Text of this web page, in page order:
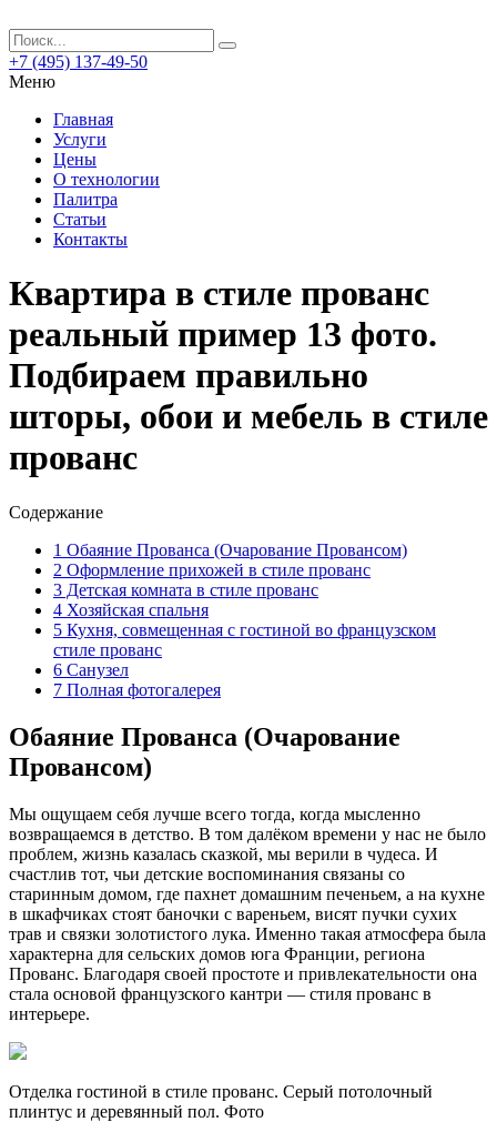
+7 (495) 137-49-50
Меню
Главная
Услуги
Цены
О технологии
Палитра
Статьи
Контакты
Квартира в стиле прованс
реальный пример 13 фото.
Подбираем правильно
шторы, обои и мебель в стиле
прованс
Содержание
1 Обаяние Прованса (Очарование Провансом)
2 Оформление прихожей в стиле прованс
3 Детская комната в стиле прованс
4 Хозяйская спальня
5 Кухня, совмещенная с гостиной во французском
стиле прованс
6 Санузел
7 Полная фотогалерея
Обаяние Прованса (Очарование
Провансом)
Мы ощущаем себя лучше всего тогда, когда мысленно
возвращаемся в детство. В том далёком времени у нас не было
проблем, жизнь казалась сказкой, мы верили в чудеса. И
счастлив тот, чьи детские воспоминания связаны со
старинным домом, где пахнет домашним печеньем, а на кухне
в шкафчиках стоят баночки с вареньем, висят пучки сухих
трав и связки золотистого лука. Именно такая атмосфера была
характерна для сельских домов юга Франции, региона
Прованс. Благодаря своей простоте и привлекательности она
стала основой французского кантри — стиля прованс в
интерьере.
Отделка гостиной в стиле прованс. Серый потолочный
плинтус и деревянный пол. Фото